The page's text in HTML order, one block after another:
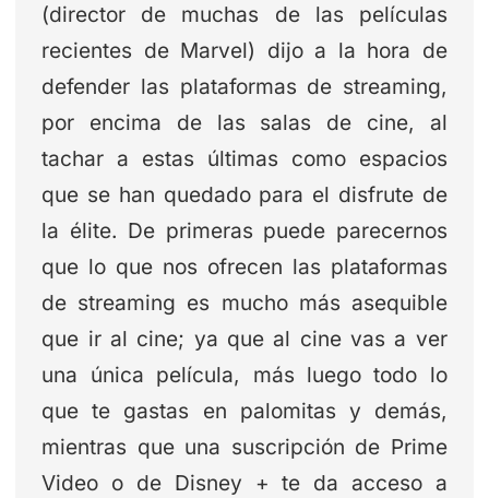
(director de muchas de las películas
recientes de Marvel) dijo a la hora de
defender las plataformas de streaming,
por encima de las salas de cine, al
tachar a estas últimas como espacios
que se han quedado para el disfrute de
la élite. De primeras puede parecernos
que lo que nos ofrecen las plataformas
de streaming es mucho más asequible
que ir al cine; ya que al cine vas a ver
una única película, más luego todo lo
que te gastas en palomitas y demás,
mientras que una suscripción de Prime
Video o de Disney + te da acceso a